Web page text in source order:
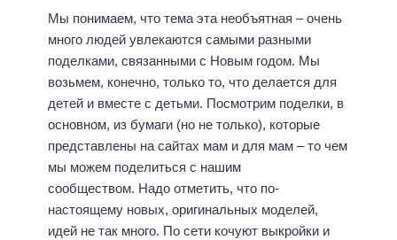
Мы понимаем, что тема эта необъятная – очень
много людей увлекаются самыми разными
поделками, связанными с Новым годом. Мы
возьмем, конечно, только то, что делается для
детей и вместе с детьми. Посмотрим поделки, в
основном, из бумаги (но не только), которые
представлены на сайтах мам и для мам – то чем
мы можем поделиться с нашим
сообществом. Надо отметить, что по-
настоящему новых, оригинальных моделей,
идей не так много. По сети кочуют выкройки и